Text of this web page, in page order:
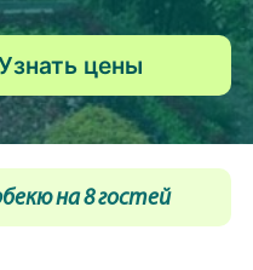
на 8 гостей